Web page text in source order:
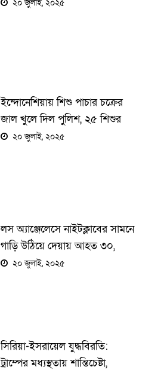
২০ জুলাই, ২০২৫
ইন্দোনেশিয়ায় শিশু পাচার চক্রের
জাল খুলে দিল পুলিশ, ২৫ শিশুর
অবস্থা উদ্বেগজনক
২০ জুলাই, ২০২৫
লস অ্যাঞ্জেলেসে নাইটক্লাবের সামনে
গাড়ি উঠিয়ে দেয়ায় আহত ৩০,
তদন্তে পুলিশ
২০ জুলাই, ২০২৫
সিরিয়া-ইসরায়েল যুদ্ধবিরতি:
ট্রাম্পের মধ্যস্থতায় শান্তিচেষ্টা,